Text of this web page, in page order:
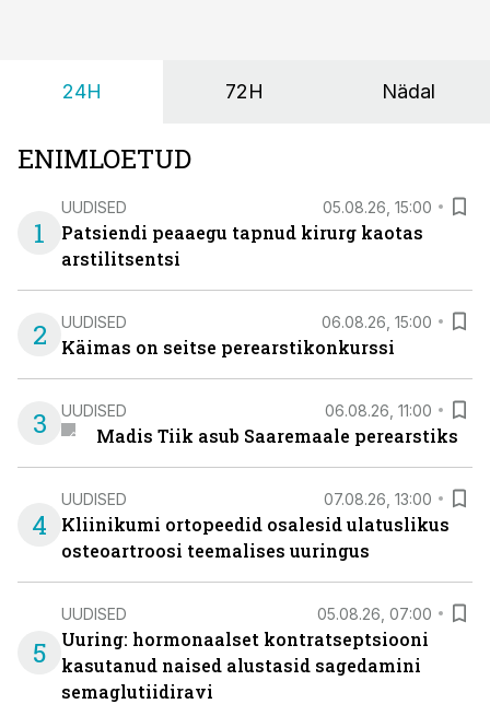
24H 72H Nädal
ENIMLOETUD
1
UUDISED 05.08.26, 15:00
Patsiendi peaaegu tapnud kirurg kaotas
arstilitsentsi
2 UUDISED 06.08.26, 15:00
Käimas on seitse perearstikonkurssi
3 UUDISED 06.08.26, 11:00
Madis Tiik asub Saaremaale perearstiks
4
UUDISED 07.08.26, 13:00
Kliinikumi ortopeedid osalesid ulatuslikus
osteoartroosi teemalises uuringus
5
UUDISED 05.08.26, 07:00
Uuring: hormonaalset kontratseptsiooni
kasutanud naised alustasid sagedamini
semaglutiidiravi